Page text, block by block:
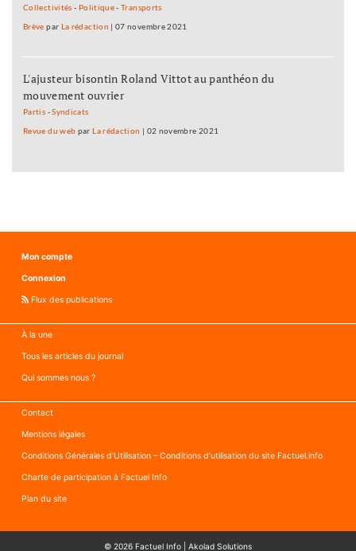
Collectivités - Politique-Transports
Brève par La rédaction |07 novembre 2021
L'ajusteur bisontin Roland Vittot au panthéon du
mouvement ouvrier
Partis -Syndicats
Revue du web parLa rédaction | 02 novembre 2021
Mon compte
Connexion
Flux des publications
À la une
Tous les articles du journal
Qui sommes nous ?
Contact
Mentions légales
Conditions Générales d’Utilisation – Conditions d’utilisation du site Factuel.info
Charte de participation à Factuel Info
Plan du site
© 2026 Factuel Info Akolad Solutions